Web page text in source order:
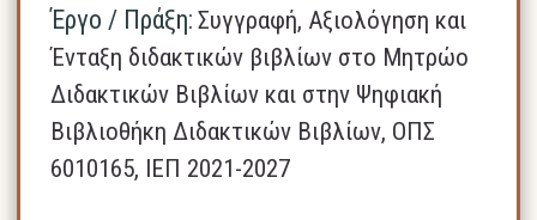
Έργο / Πράξη: Συγγραφή, Αξιολόγηση και
Ένταξη διδακτικών βιβλίων στο Μητρώο
Διδακτικών Βιβλίων και στην Ψηφιακή
Βιβλιοθήκη Διδακτικών Βιβλίων, ΟΠΣ
6010165, ΙΕΠ 2021-2027